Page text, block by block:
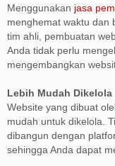
Menggunakan jasa
menghemat waktu dan
tim ahli, pembuatan
Anda tidak perlu
mengembangkan
Lebih Mudah Dikelola
Website yang dibuat
mudah untuk dikelola.
dibangun dengan
sehingga Anda dapat